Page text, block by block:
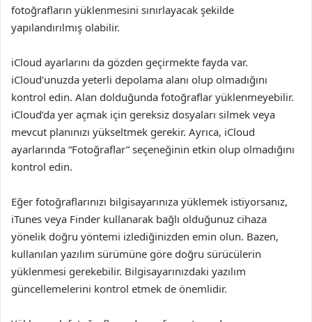
fotoğrafların yüklenmesini sınırlayacak şekilde
yapılandırılmış olabilir.
iCloud ayarlarını da gözden geçirmekte fayda var.
iCloud’unuzda yeterli depolama alanı olup olmadığını
kontrol edin. Alan dolduğunda fotoğraflar yüklenmeyebilir.
iCloud’da yer açmak için gereksiz dosyaları silmek veya
mevcut planınızı yükseltmek gerekir. Ayrıca, iCloud
ayarlarında “Fotoğraflar” seçeneğinin etkin olup olmadığını
kontrol edin.
Eğer fotoğraflarınızı bilgisayarınıza yüklemek istiyorsanız,
iTunes veya Finder kullanarak bağlı olduğunuz cihaza
yönelik doğru yöntemi izlediğinizden emin olun. Bazen,
kullanılan yazılım sürümüne göre doğru sürücülerin
yüklenmesi gerekebilir. Bilgisayarınızdaki yazılım
güncellemelerini kontrol etmek de önemlidir.